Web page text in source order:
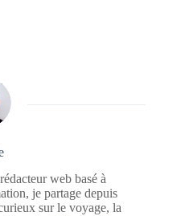
web basé à
je partage depuis
sur le voyage, la